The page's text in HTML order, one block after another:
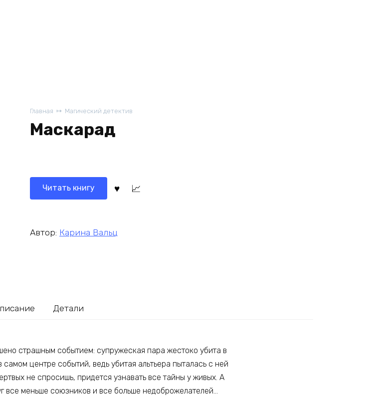
Главная Магический детектив
Маскарад
Читать книгу
Автор: Карина Вальц
Детали
страшным событием: супружеская пара жестоко убита в
центре событий, ведь убитая альтьера пыталась с ней
не спросишь, придется узнавать все тайны у живых. А
все меньше союзников и все больше недоброжелателей…